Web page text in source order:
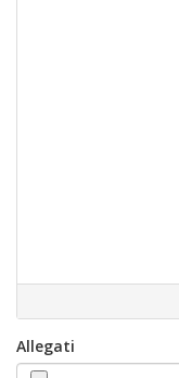
Allegati